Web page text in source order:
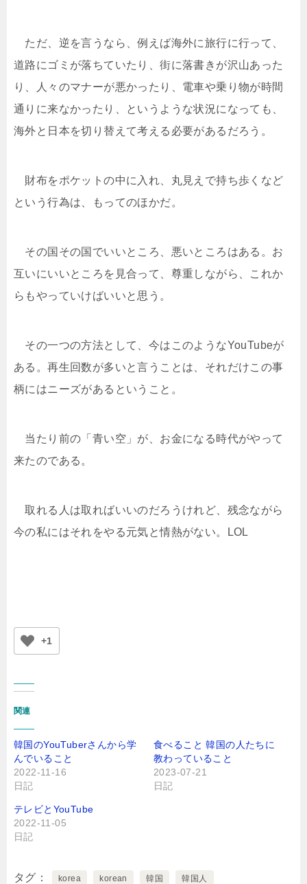
ただ、逆を言うなら、例えば海外に旅行に行って、
道路にゴミが落ちていたり、街に落書きが沢山あった
り、人々のマナーが悪かったり、電車や乗り物が時間
通りに来なかったり、というような状況になっても、
海外と日本を切り替えて考える必要があるだろう。
財布をポケットの中に入れ、丸見えで持ち歩くなど
という行為は、もってのほかだ。
その国その国でいいところ、悪いところはある。お
互いにいいところを見合って、尊重しながら、これか
らもやっていけばいいと思う。
その一つの方法として、今はこのようなYouTubeが
ある。再生回数が多いと言うことは、それだけこの事
柄にはニーズがあるということ。
当たり前の「青い空」が、お金になる時代がやって
来たのである。
取れる人は取ればいいのだろうけれど、残念ながら
今の私にはそれをやる元気と情熱がない。LOL
+1
関連
韓国のYouTuberさんから学
んでいること
2022-11-16
日記
食べること 韓国の人たちに
教わっていること
2023-07-21
日記
テレビとYouTube
2022-11-05
日記
タグ korea korean 韓国 韓国人